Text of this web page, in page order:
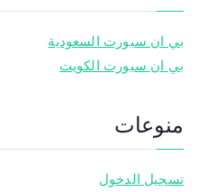
بي ان سبورت السعودية
بي ان سبورت الكويت
منوعات
تسجيل الدخول